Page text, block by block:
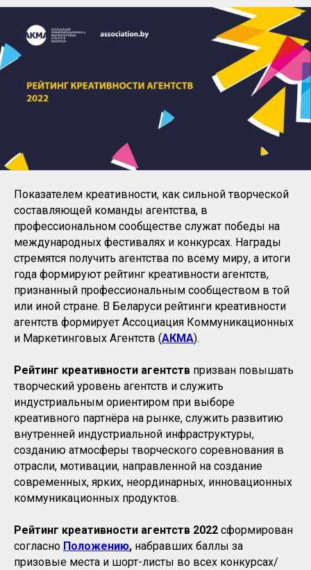
Показателем креативности, как сильной творческой
составляющей команды агентства, в
профессиональном сообществе служат победы на
международных фестивалях и конкурсах. Награды
стремятся получить агентства по всему миру, а итоги
года формируют рейтинг креативности агентств,
признанный профессиональным сообществом в той
или иной стране. В Беларуси рейтинги креативности
агентств формирует Ассоциация Коммуникационных
и Маркетинговых Агентств (АКМА).
Рейтинг креативности агентств призван повышать
творческий уровень агентств и служить
индустриальным ориентиром при выборе
креативного партнёра на рынке, служить развитию
внутренней индустриальной инфраструктуры,
созданию атмосферы творческого соревнования в
отрасли, мотивации, направленной на создание
современных, ярких, неординарных, инновационных
коммуникационных продуктов.
Рейтинг креативности агентств 2022 сформирован
согласно Положению, набравших баллы за
призовые места и шорт-листы во всех конкурсах/